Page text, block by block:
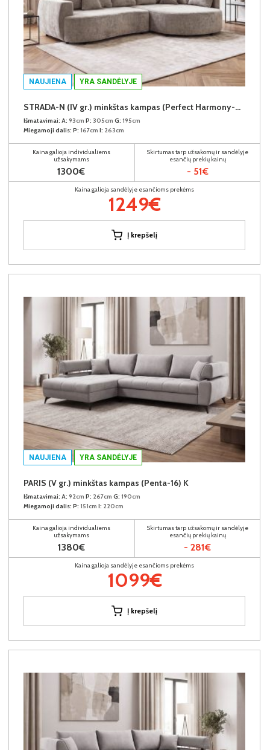
NAUJIENA YRA SANDĖLYJE
STRADA-N (IV gr.) minkštas kampas (Perfect Harmony-04) D
Išmatavimai: A: 93cm P: 305cm G: 195cm
Miegamoji dalis: P: 167cm I: 263cm
Kaina galioja individualiems
užsakymams
1300€
Skirtumas tarp užsakomų ir sandėlyje
esančių prekių kainų
- 51€
Kaina galioja sandėlyje esančioms prekėms
1249€
Į krepšelį
NAUJIENA YRA SANDĖLYJE
PARIS (V gr.) minkštas kampas (Penta-16) K
Išmatavimai: A: 92cm P: 267cm G: 190cm
Miegamoji dalis: P: 151cm I: 220cm
Kaina galioja individualiems
užsakymams
1380€
Skirtumas tarp užsakomų ir sandėlyje
esančių prekių kainų
- 281€
Kaina galioja sandėlyje esančioms prekėms
1099€
Į krepšelį